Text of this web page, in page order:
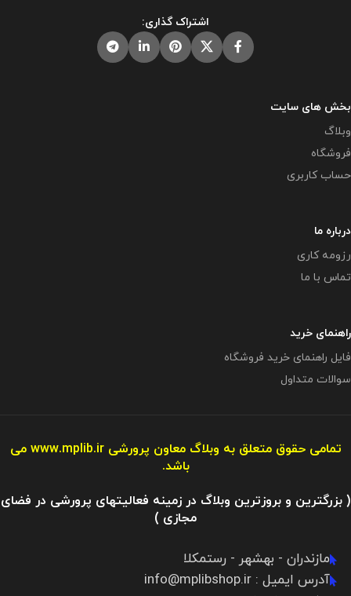
باشد و شرعا حرام می باشد.اشتراک گذاری:
بخش های سایت
وبلاگ
فروشگاه
حساب کاربری
درباره ما
رزومه کاری
تماس با ما
راهنمای خرید
فایل راهنمای خرید فروشگاه
سوالات متداول
تمامی حقوق متعلق به وبلاگ معاون پرورشیwww.mplib.ir می
باشد.
( بزرگترین و بروزترین وبلاگ در زمینه فعالیتهای پرورشی در فضای
مجازی )
مازندران - بهشهر - رستمکلا
آدرس ایمیل : info@mplibshop.ir